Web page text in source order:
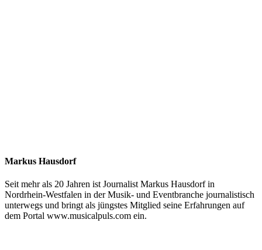
Markus Hausdorf
Seit mehr als 20 Jahren ist Journalist Markus Hausdorf in
Nordrhein-Westfalen in der Musik- und Eventbranche journalistisch
unterwegs und bringt als jüngstes Mitglied seine Erfahrungen auf
dem Portal www.musicalpuls.com ein.